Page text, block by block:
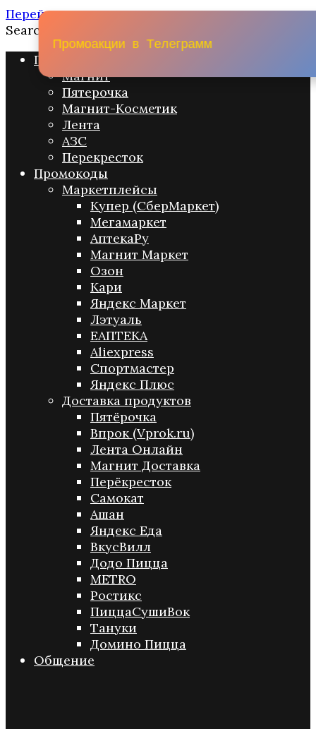
Перейти к содержанию
Search for:
Промо акции
Магнит
Пятерочка
Магнит-Косметик
Лента
АЗС
Перекресток
Промокоды
Маркетплейсы
Купер (СберМаркет)
Мегамаркет
АптекаРу
Магнит Маркет
Озон
Кари
Яндекс Маркет
Лэтуаль
ЕАПТЕКА
Aliexpress
Спортмастер
Яндекс Плюс
Доставка продуктов
Пятёрочка
Впрок (Vprok.ru)
Лента Онлайн
Магнит Доставка
Перёкресток
Самокат
Ашан
Яндекс Еда
ВкусВилл
Додо Пицца
METRO
Ростикс
ПиццаСушиВок
Тануки
Домино Пицца
Общение
Промоакции в Телеграмм